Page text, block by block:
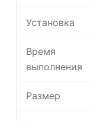
Установка
Время
выполнения
Размер